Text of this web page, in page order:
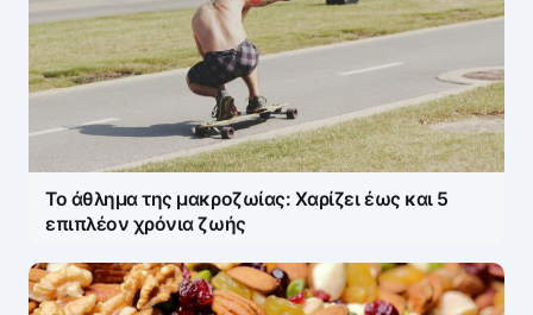
Το άθλημα της μακροζωίας: Χαρίζει έως και 5
επιπλέον χρόνια ζωής